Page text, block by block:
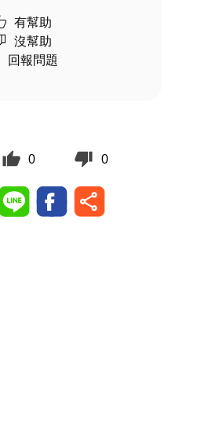
有幫助
沒幫助
回報問題
0 0